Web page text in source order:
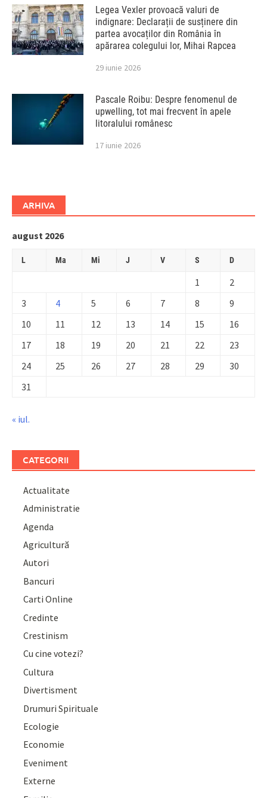
Legea Vexler provoacă valuri de
indignare: Declarații de susținere din
partea avocaților din România în
apărarea colegului lor, Mihai Rapcea
29 iunie 2026
Pascale Roibu: Despre fenomenul de
upwelling, tot mai frecvent în apele
litoralului românesc
17 iunie 2026
ARHIVA
august 2026
L Ma Mi J V S D
1
2
3
4 5 6 7 8
9
10
11 12 13 14 15
16
17
18 19 20 21 22
23
24
25 26 27 28 29
30
31
« iul.
CATEGORII
Actualitate
Administratie
Agenda
Agricultură
Autori
Bancuri
Carti Online
Credinte
Crestinism
Cu cine votezi?
Cultura
Divertisment
Drumuri Spirituale
Ecologie
Economie
Eveniment
Externe